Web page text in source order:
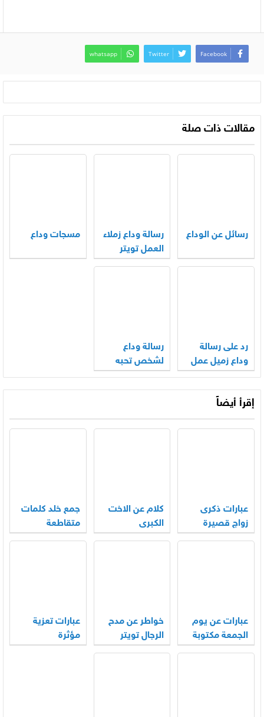
Facebook
Twitter
whatsapp
مقالات ذات صلة
رسائل عن الوداع
رسالة وداع زملاء
العمل تويتر
مسجات وداع
رد على رسالة
وداع زميل عمل
رسالة وداع
لشخص تحبه
إقرأ أيضاً
عبارات ذكرى
زواج قصيرة
كلام عن الاخت
الكبرى
جمع خلد كلمات
متقاطعة
عبارات عن يوم
الجمعة مكتوبة
خواطر عن مدح
الرجال تويتر
عبارات تعزية
مؤثرة